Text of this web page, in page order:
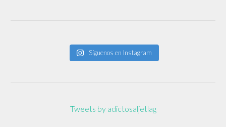
Síguenos en Instagram
Tweets by adictosaljetlag